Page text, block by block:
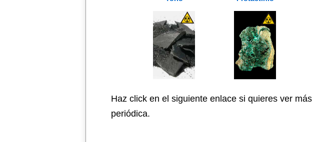
Haz click en el siguiente enlace si quieres ver más
periódica.